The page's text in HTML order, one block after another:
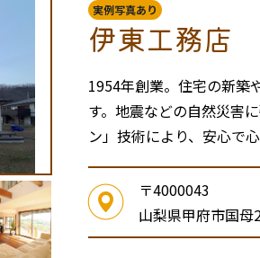
実例写真あり
伊東工務店
1954年創業。住宅の新築
す。地震などの自然災害
ン」技術により、安心で
〒4000043
山梨県甲府市国母